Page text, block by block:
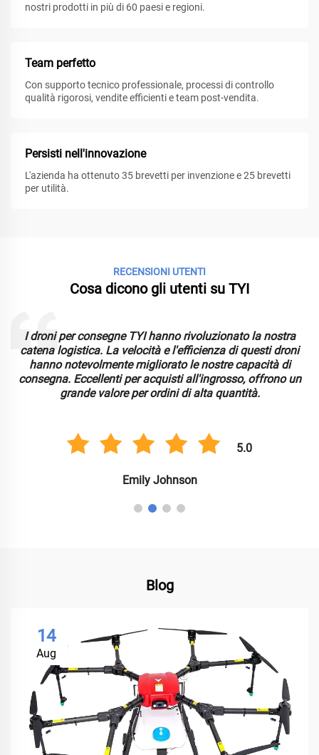
nostri prodotti in più di 60 paesi e regioni.
Team perfetto
Con supporto tecnico professionale, processi di controllo
qualità rigorosi, vendite efficienti e team post-vendita.
Persisti nell'innovazione
L'azienda ha ottenuto 35 brevetti per invenzione e 25 brevetti
per utilità.
RECENSIONI UTENTI
Cosa dicono gli utenti su TYI
I droni per consegne TYI hanno rivoluzionato la nostra
catena logistica. La velocità e l'efficienza di questi droni
hanno notevolmente migliorato le nostre capacità di
consegna. Eccellenti per acquisti all'ingrosso, offrono un
grande valore per ordini di alta quantità.
5.0
Emily Johnson
Blog
14
Aug